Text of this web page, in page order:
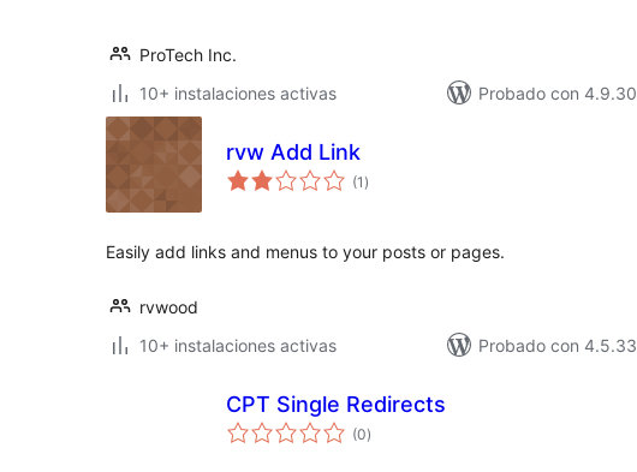
ProTech Inc.
10+ instalaciones activas
Probado con 4.9.30
rvw Add Link
(1 valoraciones
en
)
Easily add links and menus to your posts or pages.
rvwood
10+ instalaciones activas
Probado con 4.5.33
CPT Single Redirects
(0valoraciones
en
)